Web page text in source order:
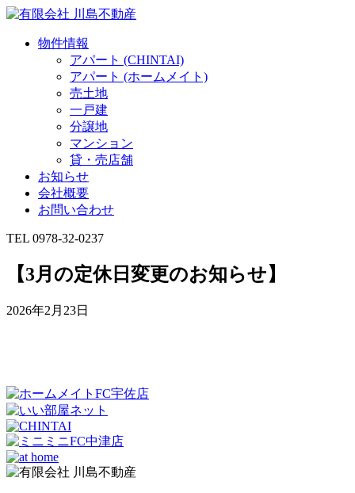
物件情報
アパート (CHINTAI)
アパート (ホームメイト)
売土地
一戸建
分譲地
マンション
貸・売店舗
お知らせ
会社概要
お問い合わせ
TEL 0978-32-0237
【3月の定休日変更のお知らせ】
2026年2月23日